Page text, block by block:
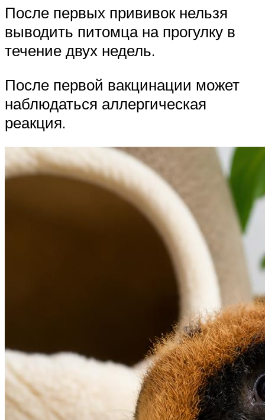
После первых прививок нельзя
выводить питомца на прогулку в
течение двух недель.
После первой вакцинации может
наблюдаться аллергическая
реакция.